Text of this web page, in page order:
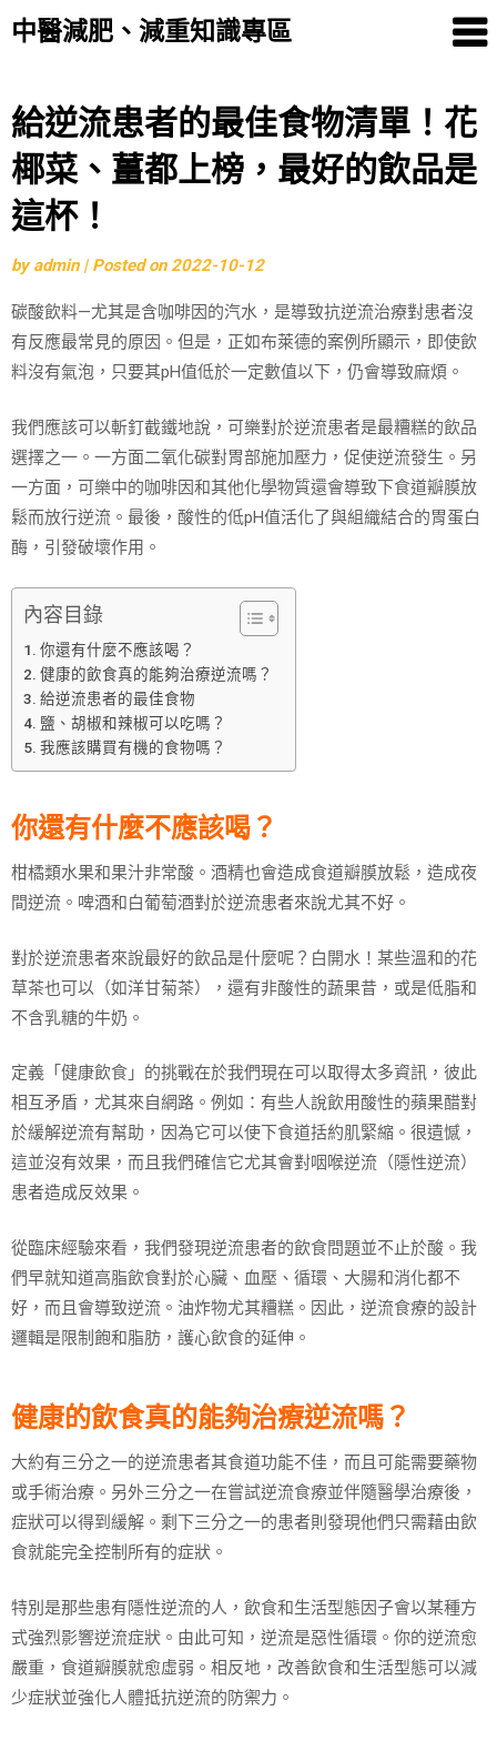
中醫減肥、減重知識專區
Skip
to
content
給逆流患者的最佳食物清單！花
椰菜、薑都上榜，最好的飲品是
這杯！
byadmin | Posted on2022-10-12
碳酸飲料—尤其是含咖啡因的汽水，是導致抗逆流治療對患者沒
有反應最常見的原因。但是，正如布萊德的案例所顯示，即使飲
料沒有氣泡，只要其pH值低於一定數值以下，仍會導致麻煩。
我們應該可以斬釘截鐵地說，可樂對於逆流患者是最糟糕的飲品
選擇之一。一方面二氧化碳對胃部施加壓力，促使逆流發生。另
一方面，可樂中的咖啡因和其他化學物質還會導致下食道瓣膜放
鬆而放行逆流。最後，酸性的低pH值活化了與組織結合的胃蛋白
酶，引發破壞作用。
內容目錄
你還有什麼不應該喝？
健康的飲食真的能夠治療逆流嗎？
給逆流患者的最佳食物
鹽、胡椒和辣椒可以吃嗎？
我應該購買有機的食物嗎？
你還有什麼不應該喝？
柑橘類水果和果汁非常酸。酒精也會造成食道瓣膜放鬆，造成夜
間逆流。啤酒和白葡萄酒對於逆流患者來說尤其不好。
對於逆流患者來說最好的飲品是什麼呢？白開水！某些溫和的花
草茶也可以（如洋甘菊茶），還有非酸性的蔬果昔，或是低脂和
不含乳糖的牛奶。
定義「健康飲食」的挑戰在於我們現在可以取得太多資訊，彼此
相互矛盾，尤其來自網路。例如：有些人說飲用酸性的蘋果醋對
於緩解逆流有幫助，因為它可以使下食道括約肌緊縮。很遺憾，
這並沒有效果，而且我們確信它尤其會對咽喉逆流（隱性逆流）
患者造成反效果。
從臨床經驗來看，我們發現逆流患者的飲食問題並不止於酸。我
們早就知道高脂飲食對於心臟、血壓、循環、大腸和消化都不
好，而且會導致逆流。油炸物尤其糟糕。因此，逆流食療的設計
邏輯是限制飽和脂肪，護心飲食的延伸。
健康的飲食真的能夠治療逆流嗎？
大約有三分之一的逆流患者其食道功能不佳，而且可能需要藥物
或手術治療。另外三分之一在嘗試逆流食療並伴隨醫學治療後，
症狀可以得到緩解。剩下三分之一的患者則發現他們只需藉由飲
食就能完全控制所有的症狀。
特別是那些患有隱性逆流的人，飲食和生活型態因子會以某種方
式強烈影響逆流症狀。由此可知，逆流是惡性循環。你的逆流愈
嚴重，食道瓣膜就愈虛弱。相反地，改善飲食和生活型態可以減
少症狀並強化人體抵抗逆流的防禦力。